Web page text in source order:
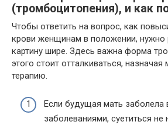
(тромбоцитопения), и как
Чтобы ответить на вопрос, как
крови женщинам в положении, нужно
картину шире. Здесь важна форма
этого стоит отталкиваться,
терапию.
Если будущая мать заболела
заболеваниями, суетиться не